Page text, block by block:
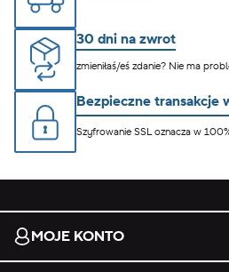
30 dni na zwrot
zmieniłaś/eś zdanie? Nie ma
Bezpieczne transakcje
Szyfrowanie SSL oznacza w
MOJE KONTO